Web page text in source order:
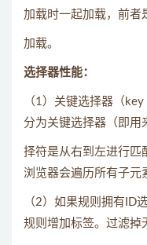
加载时一起加载，前者
加载。
选择器性能：
（1）关键选择器（
分为关键选择器（即用
择符是从右到左进行匹
浏览器会遍历所有子元
（2）如果规则拥有ID
规则增加标签。过滤掉